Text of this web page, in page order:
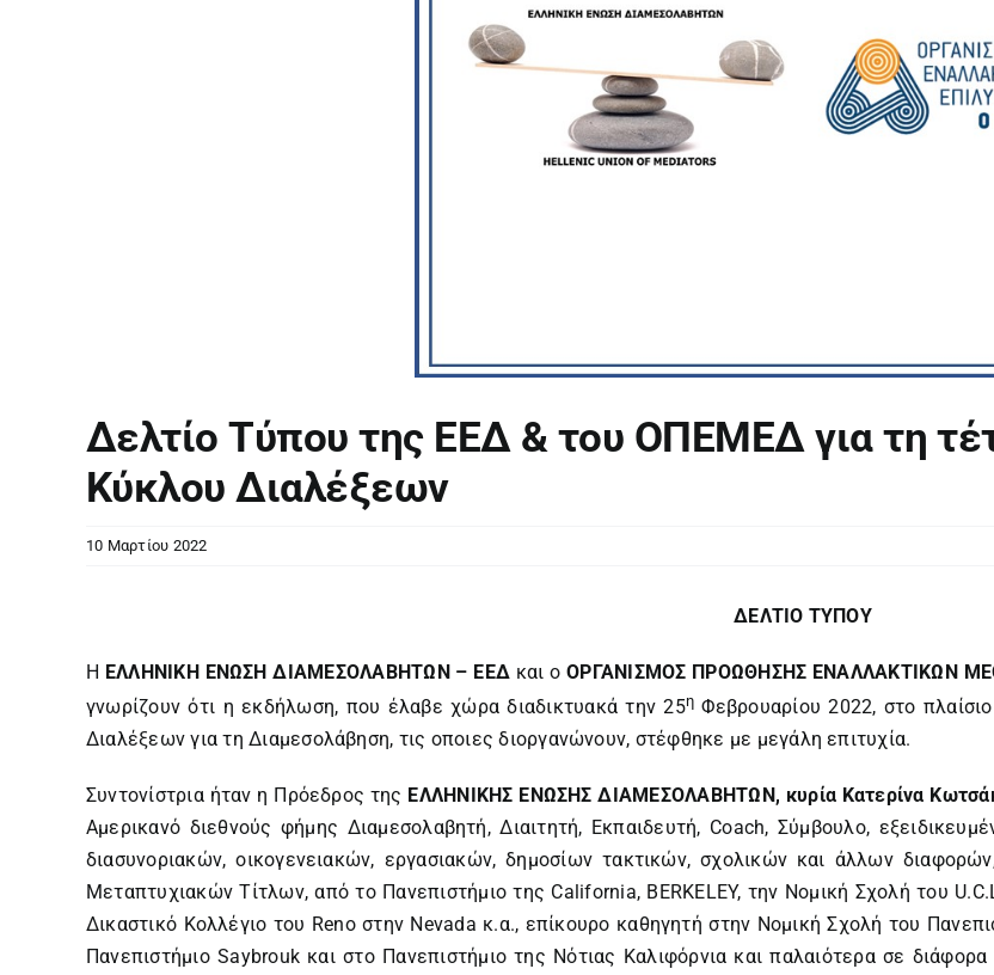
Δελτίο Τύπου της ΕΕΔ & του ΟΠΕΜΕΔ για τη
Κύκλου Διαλέξεων
10 Μαρτίου 2022
ΔΕΛΤΙΟ ΤΥΠΟΥ
Η ΕΛΛΗΝΙΚΗ ΕΝΩΣΗ ΔΙΑΜΕΣΟΛΑΒΗΤΩΝ – ΕΕΔ και οΟΡΓΑΝΙΣΜΟΣ ΠΡΟΩΘΗΣΗΣ ΕΝΑΛΛΑΚΤΙΚΩΝ
γνωρίζουν ότι η εκδήλωση, που έλαβε χώρα διαδικτυακά την 25η Φεβρουαρίου 2022, στο
Διαλέξεων για τη Διαμεσολάβηση, τις οποιες διοργανώνουν, στέφθηκε με μεγάλη επιτυχία.
Συντονίστρια ήταν η Πρόεδρος της ΕΛΛΗΝΙΚΗΣ ΕΝΩΣΗΣ ΔΙΑΜΕΣΟΛΑΒΗΤΩΝ, κυρία Κατερίνα
Αμερικανό διεθνούς φήμης Διαμεσολαβητή, Διαιτητή, Εκπαιδευτή, Coach, Σύμβουλο,
διασυνοριακών, οικογενειακών, εργασιακών, δημοσίων τακτικών, σχολικών και άλλων
Μεταπτυχιακών Τίτλων, από το Πανεπιστήμιο της California, BERKELEY, την Νομική Σχολή του
Δικαστικό Κολλέγιο του Reno στην Nevada κ.α., επίκουρο καθηγητή στην Νομική Σχολή του
Πανεπιστήμιο Saybrouk και στο Πανεπιστήμιο της Νότιας Καλιφόρνια και παλαιότερα σε